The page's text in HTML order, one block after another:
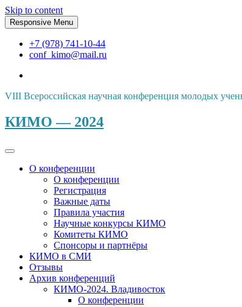
Skip to content
Responsive Menu
+7 (978) 741-10-44
conf_kimo@mail.ru
VIII Всероссийская научная конференция молодых
КИМО — 2024
О конференции
О конференции
Регистрация
Важные даты
Правила участия
Научные конкурсы КИМО
Комитеты КИМО
Спонсоры и партнёры
КИМО в СМИ
Отзывы
Архив конференций
КИМО-2024. Владивосток
О конференции